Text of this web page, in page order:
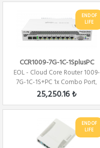
END OF
LIFE
CCR1009-7G-1C-1SplusPC
EOL - Cloud Core Router 1009-
7G-1C-1S+PC 1x Combo Port,
7xGbit LAN...
25,250.16 ₺
END OF
LIFE